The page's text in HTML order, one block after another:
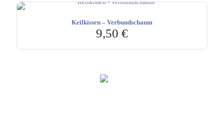
Keilkissen – Verbundschaum
9,50 €